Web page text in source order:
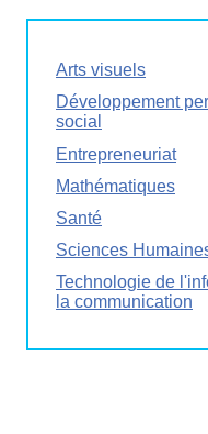
des
Enjeux
éducatifs
Semaine
Arts visuels
Développement
social
Entrepreneuriat
Mathématiques
Santé
Sciences
Technologie de
la communication